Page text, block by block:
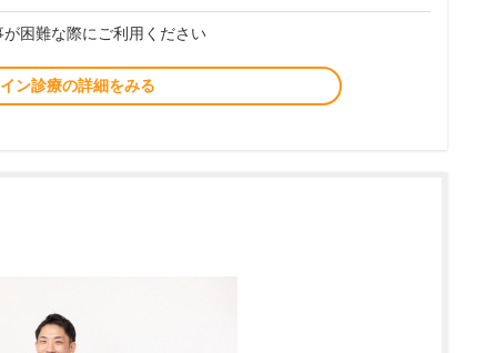
困難な際にご利用ください
ン診療の詳細をみる